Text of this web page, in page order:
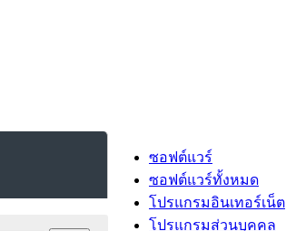
ซอฟต์แวร์
ซอฟต์แวร์ทั้งหมด
โปรแกรมอินเทอร์เน็ต
โปรแกรมส่วนบุคคล